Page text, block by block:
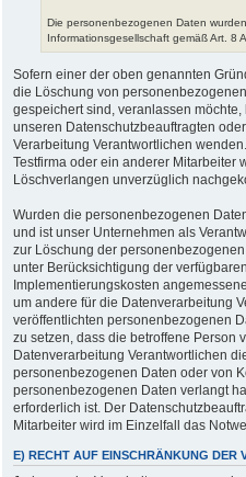
Die personenbezogenen Daten
Informationsgesellschaft gemäß Art. 8
Sofern einer der oben genannten
die Löschung von
gespeichert sind, veranlassen
unseren Datenschutzbeauftragten
Verarbeitung Verantwortlichen
Testfirma oder ein anderer Mitarbeiter
Löschverlangen unverzüglich
Wurden die personenbezogenen
und ist unser Unternehmen als
zur Löschung der
unter Berücksichtigung der
Implementierungskosten
um andere für die Datenverarbeitung
veröffentlichten personenbezogenen
zu setzen, dass die betroffene Person
Datenverarbeitung Verantwortlichen
personenbezogenen Daten oder von
personenbezogenen Daten verlangt
erforderlich ist. Der
Mitarbeiter wird im Einzelfall das
E) RECHT AUF EINSCHRÄNKUNG DER